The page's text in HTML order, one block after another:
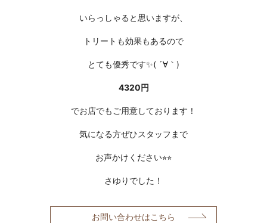
いらっしゃると思いますが、
トリートも効果もあるので
とても優秀です✨( ´∀｀)
4320円
でお店でもご用意しております！
気になる方ぜひスタッフまで
お声かけください⭐︎⭐︎
さゆりでした！
お問い合わせはこちら